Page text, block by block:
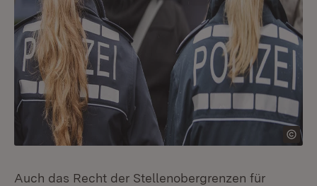
Auch das Recht der Stellenobergrenzen für